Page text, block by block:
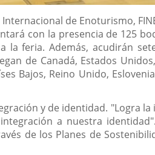
de Enoturismo,
con la presencia de 125
la feria. Además, acudirán
de Canadá, Estados
Bajos, Reino Unido,
y de identidad. "Logra
a nuestra
de los Planes de